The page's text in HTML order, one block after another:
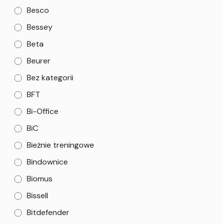
Besco
Bessey
Beta
Beurer
Bez kategorii
BFT
Bi-Office
BiC
Bieżnie treningowe
Bindownice
Biomus
Bissell
Bitdefender